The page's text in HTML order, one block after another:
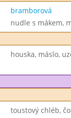
bramborová
nudle s mákem,
houska, máslo,
toustový chléb,